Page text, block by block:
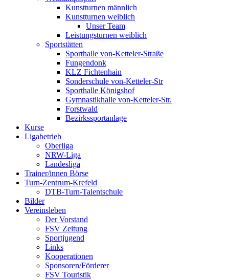
Kunstturnen männlich
Kunstturnen weiblich
Unser Team
Leistungsturnen weiblich
Sportstätten
Sporthalle von-Ketteler-Straße
Fungendonk
KLZ Fichtenhain
Sonderschule von-Ketteler-Str
Sporthalle Königshof
Gymnastikhalle von-Ketteler-Str.
Forstwald
Bezirkssportanlage
Kurse
Ligabetrieb
Oberliga
NRW-Liga
Landesliga
Trainer/innen Börse
Turn-Zentrum-Krefeld
DTB-Turn-Talentschule
Bilder
Vereinsleben
Der Vorstand
FSV Zeitung
Sportjugend
Links
Kooperationen
Sponsoren/Förderer
FSV Touristik